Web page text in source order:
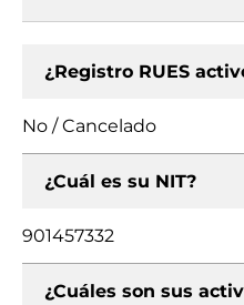
¿Registro RUES
No / Cancelado
¿Cuál es su NIT?
901457332
¿Cuáles son sus